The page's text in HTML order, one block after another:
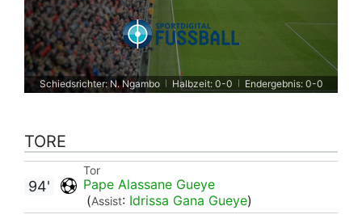
Schiedsrichter: N. Ngambo Halbzeit: 0-0 Endergebnis: 0-0
TORE
Tor
Pape Alassane Gueye
(Assist: Idrissa Gana Gueye)
94'